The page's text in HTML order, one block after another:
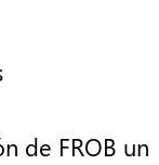
de FROB un